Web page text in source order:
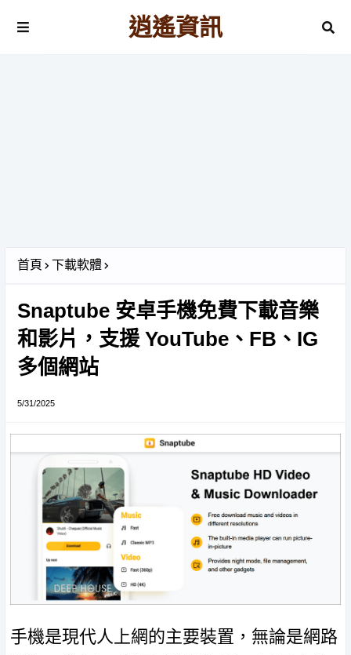
逍遙資訊
首頁 下載軟體
Snaptube 安卓手機免費下載音樂
和影片，支援 YouTube、FB、IG
多個網站
5/31/2025
手機是現代人上網的主要裝置，無論是網路